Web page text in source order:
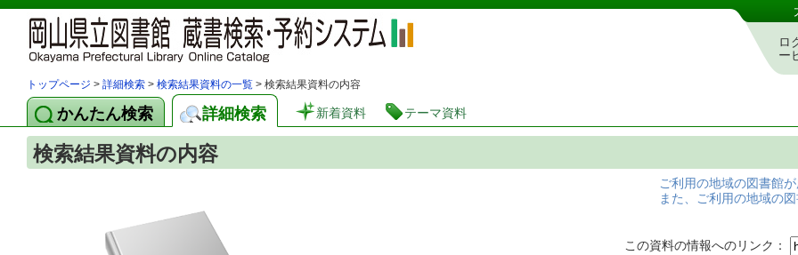
岡山県立図書館 蔵書検索・予約システム
ロ
ー
トップページ > 詳細検索 > 検索結果資料の一覧 > 検索結果資料の内容
かんたん検索 詳細検索 新着資料 テーマ資料
検索結果資料の内容
ご利用の地域の図書館
また、ご利用の地域の
この資料の情報へのリンク：